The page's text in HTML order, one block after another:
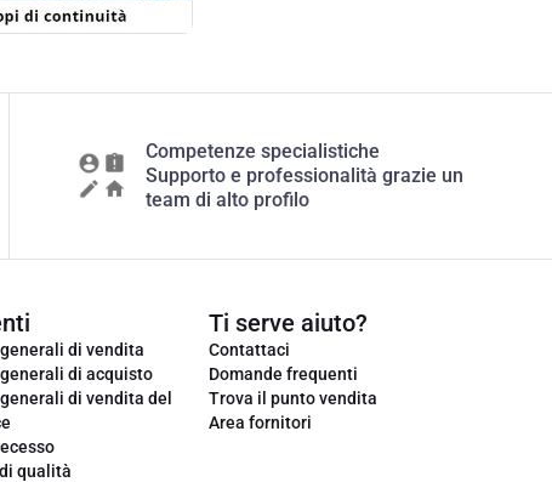
Competenze specialistiche
Supporto e professionalità grazie un
team di alto profilo
di vendita
di acquisto
di vendita del
qualità
Ti serve aiuto?
Contattaci
Domande frequenti
Trova il punto vendita
Area fornitori